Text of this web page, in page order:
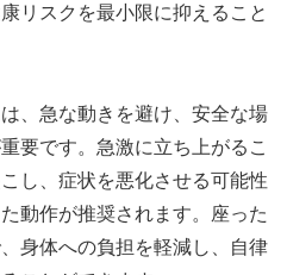
リスクを最小限に抑えること
、急な動きを避け、安全な場
要です。急激に立ち上がるこ
し、症状を悪化させる可能性
動作が推奨されます。座った
身体への負担を軽減し、自律